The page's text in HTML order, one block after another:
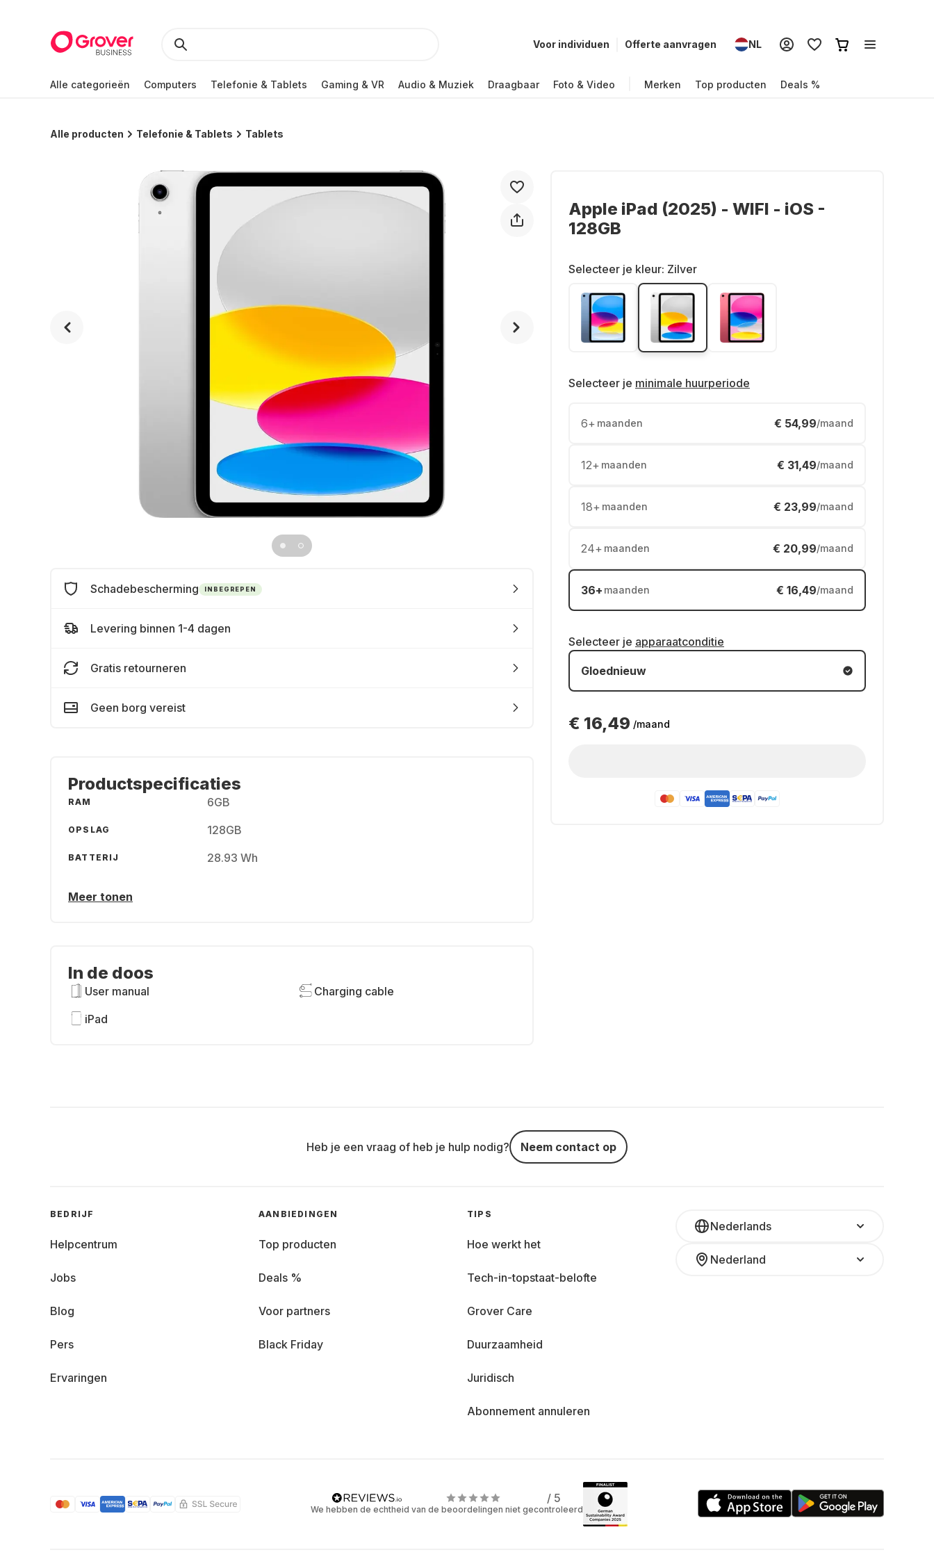
Voor individuen Offerte aanvragen NL
Alle categorieën Computers Telefonie & Tablets Gaming & VR Audio & Muziek Draagbaar Foto & Video Merken Top producten Deals %
Alle producten Telefonie & Tablets Tablets
Apple iPad (2025) - WIFI - iOS -
128GB
Selecteer je kleur: Zilver
Selecteer je minimale huurperiode
6+ maanden € 54,99/maand
12+ maanden € 31,49/maand
18+ maanden € 23,99/maand
24+ maanden € 20,99/maand
36+ maanden € 16,49/maand
Selecteer je apparaatconditie
Gloednieuw
€ 16,49 /maand
Schadebescherming INBEGREPEN
Levering binnen 1-4 dagen
Gratis retourneren
Geen borg vereist
Productspecificaties
RAM 6GB
OPSLAG 128GB
BATTERIJ 28.93 Wh
Meer tonen
In de doos
User manual
Charging cable
iPad
Heb je een vraag of heb je hulp nodig? Neem contact op
Nederlands
Nederland
BEDRIJF
Helpcentrum
Jobs
Blog
Pers
Ervaringen
AANBIEDINGEN
Top producten
Deals %
Voor partners
Black Friday
TIPS
Hoe werkt het
Tech-in-topstaat-belofte
Grover Care
Duurzaamheid
Juridisch
Abonnement annuleren
/ 5
We hebben de echtheid van de beoordelingen niet gecontroleerd